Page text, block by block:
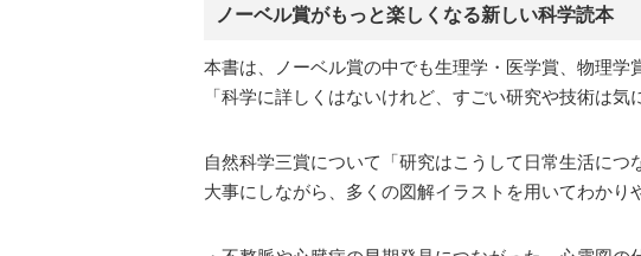
ノーベル賞がもっと楽しくなる新しい科学読本
本書は、ノーベル賞の中でも生理学・医学賞、物理学
「科学に詳しくはないけれど、すごい研究や技術は気
自然科学三賞について「研究はこうして日常生活に
大事にしながら、多くの図解イラストを用いてわかり